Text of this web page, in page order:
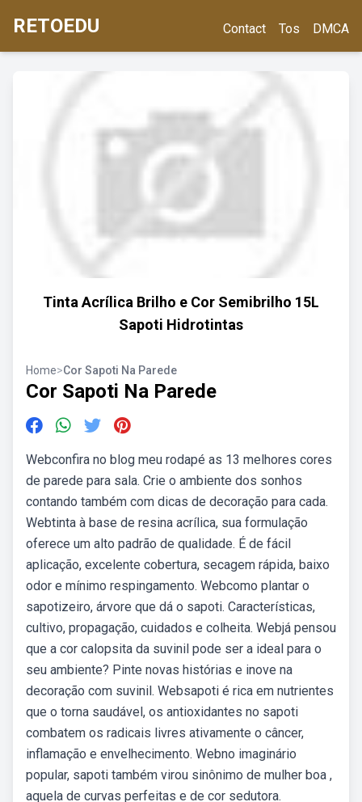
RETOEDU Contact Tos DMCA
Tinta Acrílica Brilho e Cor Semibrilho 15L
Sapoti Hidrotintas
Home>Cor Sapoti Na Parede
Cor Sapoti Na Parede
Webconfira no blog meu rodapé as 13 melhores cores
de parede para sala. Crie o ambiente dos sonhos
contando também com dicas de decoração para cada.
Webtinta à base de resina acrílica, sua formulação
oferece um alto padrão de qualidade. É de fácil
aplicação, excelente cobertura, secagem rápida, baixo
odor e mínimo respingamento. Webcomo plantar o
sapotizeiro, árvore que dá o sapoti. Características,
cultivo, propagação, cuidados e colheita. Webjá pensou
que a cor calopsita da suvinil pode ser a ideal para o
seu ambiente? Pinte novas histórias e inove na
decoração com suvinil. Websapoti é rica em nutrientes
que o torna saudável, os antioxidantes no sapoti
combatem os radicais livres ativamente o câncer,
inflamação e envelhecimento. Webno imaginário
popular, sapoti também virou sinônimo de mulher boa ,
aquela de curvas perfeitas e de cor sedutora.